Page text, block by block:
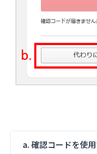
a. 確認コードを使